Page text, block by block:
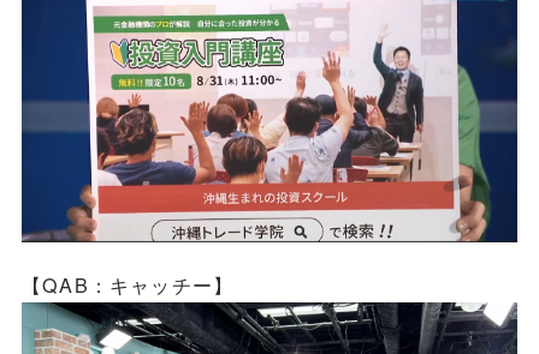
【QAB：キャッチー】